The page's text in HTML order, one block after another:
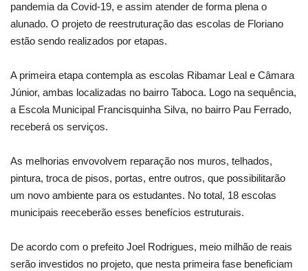
pandemia da Covid-19, e assim atender de forma plena o
alunado. O projeto de reestruturação das escolas de Floriano
estão sendo realizados por etapas.
A primeira etapa contempla as escolas Ribamar Leal e Câmara
Júnior, ambas localizadas no bairro Taboca. Logo na sequência,
a Escola Municipal Francisquinha Silva, no bairro Pau Ferrado,
receberá os serviços.
As melhorias envovolvem reparação nos muros, telhados,
pintura, troca de pisos, portas, entre outros, que possibilitarão
um novo ambiente para os estudantes. No total, 18 escolas
municipais reeceberão esses benefícios estruturais.
De acordo com o prefeito Joel Rodrigues, meio milhão de reais
serão investidos no projeto, que nesta primeira fase beneficiam